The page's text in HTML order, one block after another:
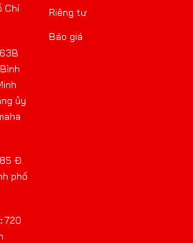
Chí
ủy
Đ.
phố
720
Riêng tư
Báo giá